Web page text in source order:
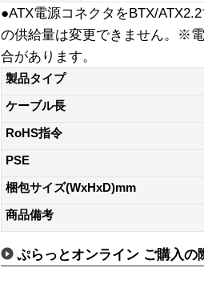
●ATX電源コネクタをBTX/
の供給量は変更できません。※
合があります。
製品タイプ
ケーブル長
RoHS指令
PSE
梱包サイズ(WxHxD)mm
商品備考
ぷらっとオンライン ご購入の